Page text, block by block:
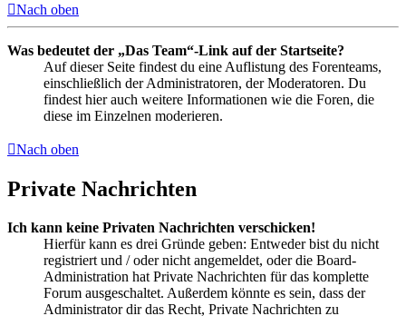
Nach oben
Was bedeutet der „Das Team“-Link auf der Startseite?
Auf dieser Seite findest du eine Auflistung des Forenteams,
einschließlich der Administratoren, der Moderatoren. Du
findest hier auch weitere Informationen wie die Foren, die
diese im Einzelnen moderieren.
Nach oben
Private Nachrichten
Ich kann keine Privaten Nachrichten verschicken!
Hierfür kann es drei Gründe geben: Entweder bist du nicht
registriert und / oder nicht angemeldet, oder die Board-
Administration hat Private Nachrichten für das komplette
Forum ausgeschaltet. Außerdem könnte es sein, dass der
Administrator dir das Recht, Private Nachrichten zu